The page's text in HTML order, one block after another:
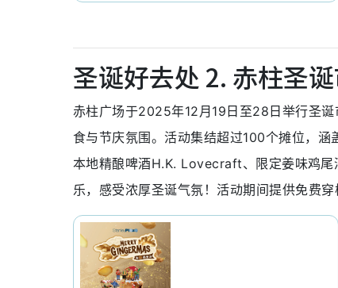
圣诞好去处 2. 赤柱圣
赤柱广场于2025年12月19日至28日举行圣诞
食与节庆氛围。活动集结超过100个摊位，涵
本地精酿啤酒H.K. Lovecraft、限定姜味鸡尾
乐，感受浓厚圣诞气氛！活动期间提供免费穿